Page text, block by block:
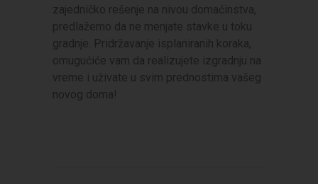
zajedničko rešenje na nivou domaćinstva,
predlažemo da ne menjate stavke u toku
gradnje. Pridržavanje isplaniranih koraka,
omugućiće vam da realizujete izgradnju na
vreme i uživate u svim prednostima vašeg
novog doma!